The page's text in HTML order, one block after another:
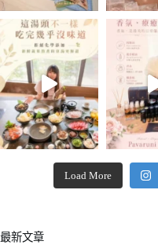
Load More
最新文章